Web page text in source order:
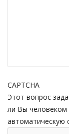
CAPTCHA
Этот вопрос
ли Вы человеком
автоматическую